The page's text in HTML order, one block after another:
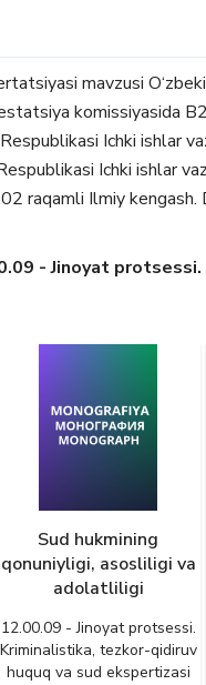
mavzusi
komissiyasida
Ichki ishlar
Ichki ishlar
raqamli Ilmiy
- Jinoyat
Sud hukmining
qonuniyligi, asosliligi va
adolatliligi
12.00.09 - Jinoyat protsessi.
Kriminalistika, tezkor-qidiruv
huquq va sud ekspertizasi